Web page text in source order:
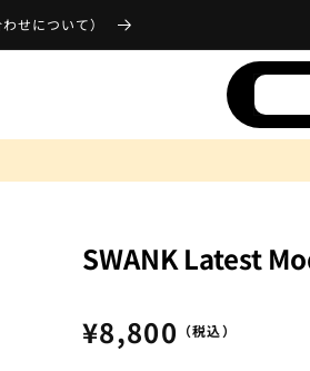
せについて）
SWANK Latest
通
¥8,800 （税込）